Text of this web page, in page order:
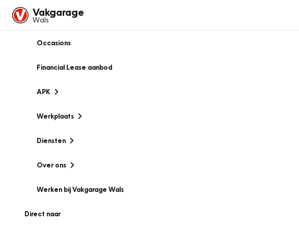
Vakgarage
Wals
Occasions
Financial Lease aanbod
APK
Werkplaats
Diensten
Over ons
Werken bij Vakgarage Wals
Direct naar